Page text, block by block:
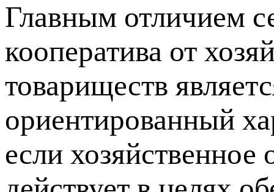
Главным отличием
кооператива от
товариществ
ориентированный
если